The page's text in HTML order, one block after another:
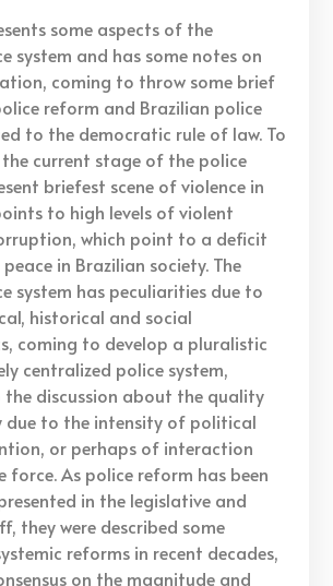
some aspects of the
system and has some notes on
coming to throw some brief
reform and Brazilian police
to the democratic rule of law. To
current stage of the police
briefest scene of violence in
to high levels of violent
which point to a deficit
in Brazilian society. The
system has peculiarities due to
historical and social
coming to develop a pluralistic
centralized police system,
discussion about the quality
due to the intensity of political
or perhaps of interaction
force. As police reform has been
in the legislative and
they were described some
reforms in recent decades,
on the magnitude and